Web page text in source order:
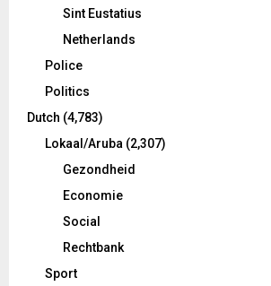
Sint Eustatius
Netherlands
Police
Politics
Dutch (4,783)
Lokaal/Aruba (2,307)
Gezondheid
Economie
Social
Rechtbank
Sport